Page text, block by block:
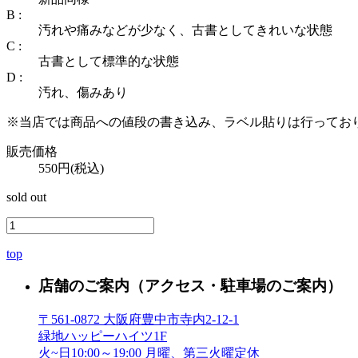
B :
汚れや痛みなどが少なく、古書としてきれいな状態
C :
古書として標準的な状態
D :
汚れ、傷みあり
※当店では商品への値段の書き込み、ラベル貼りは行ってお
販売価格
550円(税込)
sold out
top
店舗のご案内 （アクセス・駐車場のご案内）
〒561-0872 大阪府豊中市寺内2-12-1
緑地ハッピーハイツ1F
火~日10:00～19:00 月曜、第三火曜定休